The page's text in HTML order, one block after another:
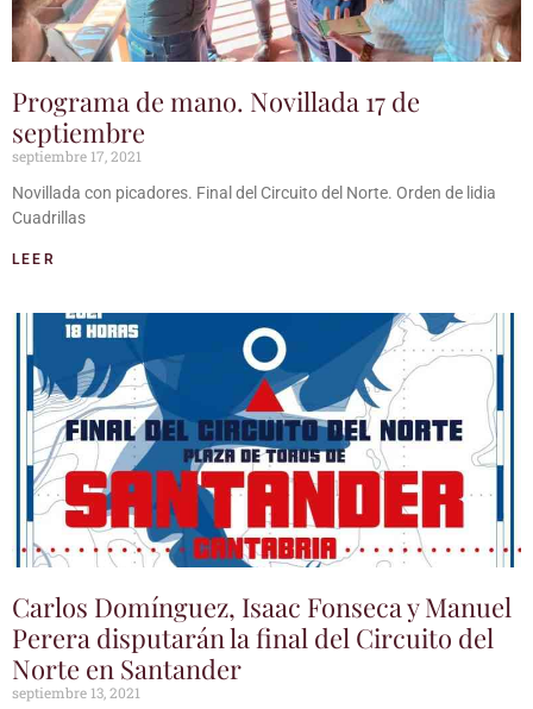
Programa de mano. Novillada 17 de
septiembre
septiembre 17, 2021
Novillada con picadores. Final del Circuito del Norte. Orden de lidia
Cuadrillas
LEER
Carlos Domínguez, Isaac Fonseca y Manuel
Perera disputarán la final del Circuito del
Norte en Santander
septiembre 13, 2021